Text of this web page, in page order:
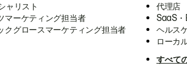
ャリスト
マーケティング担当者
クグロースマーケティング担当者
代理店
SaaS・
ヘルス
ローカ
すべて